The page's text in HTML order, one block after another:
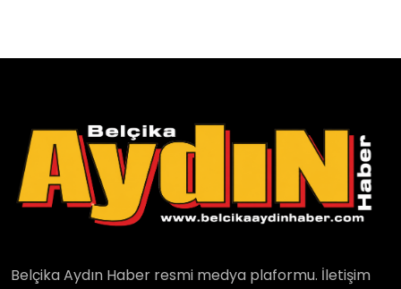
Belçika Aydın Haber resmi medya plaformu. İletişim